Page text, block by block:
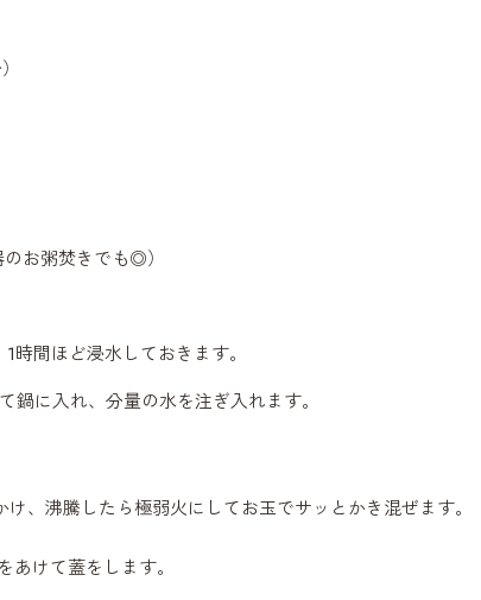
お粥焚きでも◎）
1時間ほど浸水しておきます。
に入れ、分量の水を注ぎ入れます。
け、沸騰したら極弱火にしてお玉でサッとかき混ぜます。
けて蓋をします。